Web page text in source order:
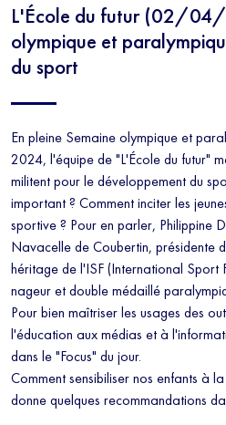
L'École du futur (02/
olympique et
du sport
En pleine Semaine olympique et
2024, l'équipe de "L'École du futur"
militent pour le développement du
important ? Comment inciter les
sportive ? Pour en parler, Philippine
Navacelle de Coubertin, présidente
héritage de l'ISF (International Sport
nageur et double médaillé
Pour bien maîtriser les usages des
l'éducation aux médias et à
dans le "Focus" du jour.
Comment sensibiliser nos enfants à
donne quelques recommandations